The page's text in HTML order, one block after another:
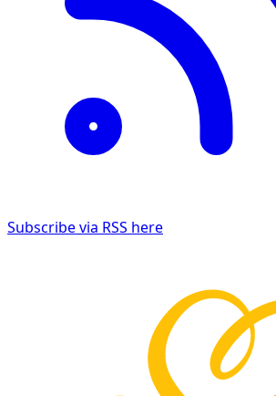
Subscribe via RSS here